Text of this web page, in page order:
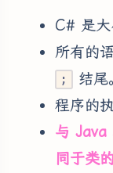
C# 是大
所有的
;
结尾
程序的
与 Java
同于类